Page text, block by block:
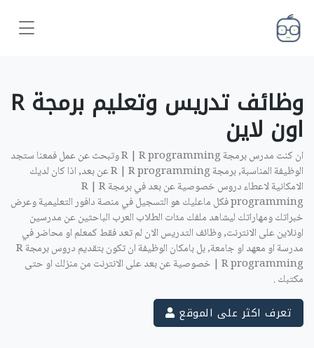
وظائف تدريس وتعليم برمجة R
اون لاين ‎
ان كنت مدرس برمجة R | R programming وتبحث عن عمل فمعنا ستجد
الوظيفة المناسبة, برمجة R | R programming عن بعد, اذا كان لديك
الامكانية لاعطاء دروس خصوصية عن بعد في برمجة R | R
programming فكل ماعليك هو التسجيل في منصة دافور التعليمية وعرض
خبراتك ومهاراتك ليشاهد ملفك مئات الطلاب العرب الباحثين عن مدرسين
اونلاين على الانترنت, وظائف التدريس الان لم تعد فقط كمعلم او محاضر في
مدرسة او معهد او جامعة, بل بامكان الوظيفة ان تكون بتقديم دروس برمجة R
| R programming خصوصية عن بعد على الانترنت من منزلك او حتى
مكتبك .
تعرف اكثر على الموقع